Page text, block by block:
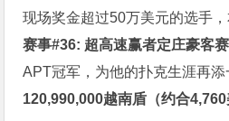
现场奖金超过50万美元的选手
赛事#36: 超高速赢者定庄豪客赛
APT冠军，为他的扑克生涯再添
120,990,000越南盾（约合4,760